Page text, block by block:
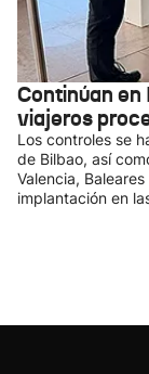
Continúan
viajeros
Los controles se
de Bilbao, así
Valencia,
implantación en